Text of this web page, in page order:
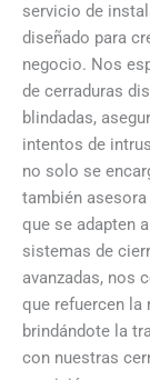
servicio de
diseñado para
negocio. Nos
de cerraduras
blindadas,
intentos de
no solo se
también
que se adapten
sistemas de
avanzadas, nos
que refuercen la
brindándote la
con nuestras